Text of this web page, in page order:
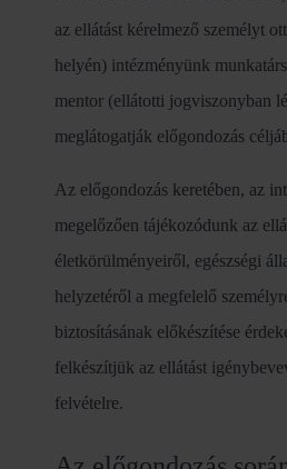
az ellátást kérelmező személyt
helyén) intézményünk
mentor (ellátotti jogviszonyban
meglátogatják előgondozás
Az előgondozás keretében, az
megelőzően tájékozódunk az
életkörülményeiről, egészségi
helyzetéről a megfelelő
biztosításának előkészítése
felkészítjük az ellátást
felvételre.